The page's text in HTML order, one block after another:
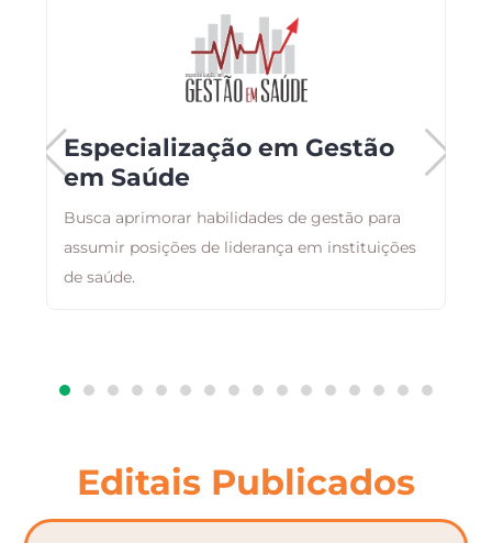
Especialização em Gestão
em Saúde
Busca aprimorar habilidades de gestão para
assumir posições de liderança em instituições
de saúde.
Editais Publicados